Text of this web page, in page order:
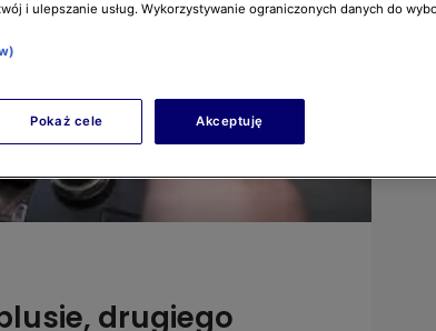
drugiego
i ulepszanie usług. Wykorzystywanie ograniczonych danych do
Pokaż cele Akceptuję